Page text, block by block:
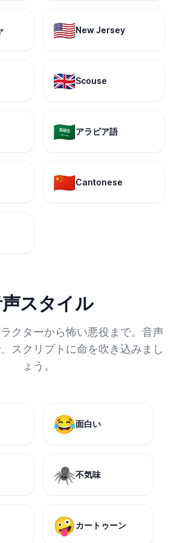
🇺🇸New Jersey
🇬🇧Scouse
🇸🇦アラビア語
🇨🇳Cantonese
スタイル
クターから怖い悪役まで。音声
スクリプトに命を吹き込みまし
ょう。
😂面白い
🕷️不気味
🤪カートゥーン